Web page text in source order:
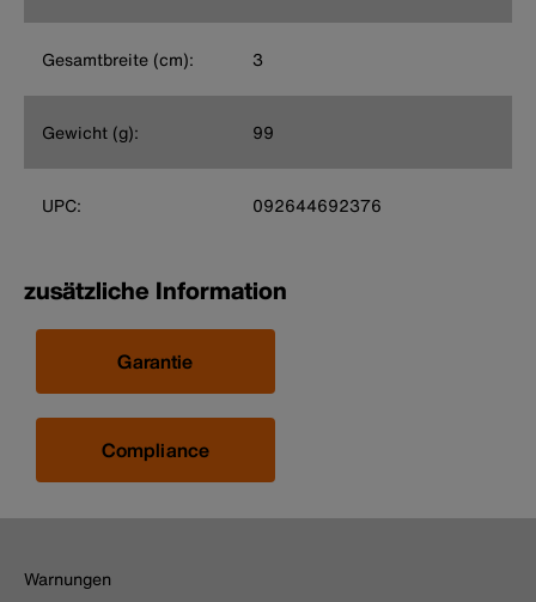
Gesamtbreite (cm): 3
Gewicht (g): 99
UPC: 092644692376
zusätzliche Information
Garantie
Compliance
Warnungen